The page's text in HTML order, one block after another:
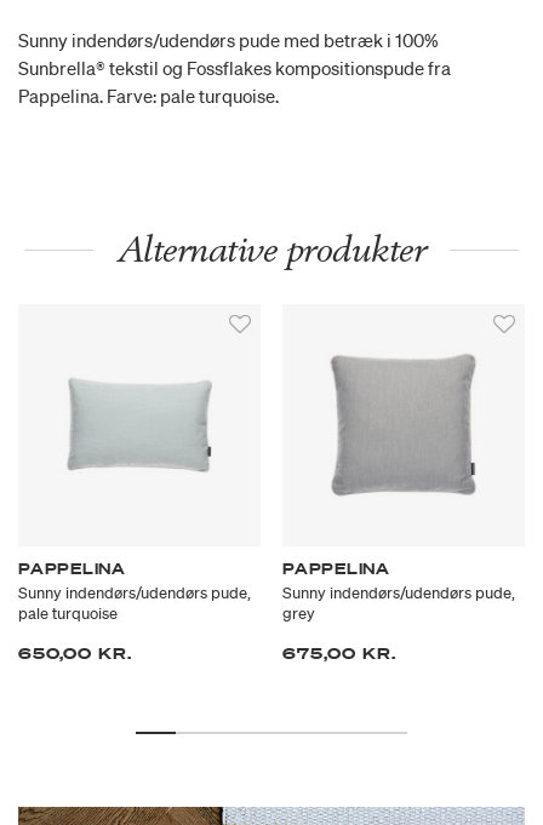
Sunny indendørs/udendørs pude med betræk i 100%
Sunbrella® tekstil og Fossflakes kompositionspude fra
Pappelina. Farve: pale turquoise.
Alternative produkter
PAPPELINA
Sunny indendørs/udendørs pude,
pale turquoise
650,00 KR.
PAPPELINA
Sunny indendørs/udendørs pude,
grey
675,00 KR.